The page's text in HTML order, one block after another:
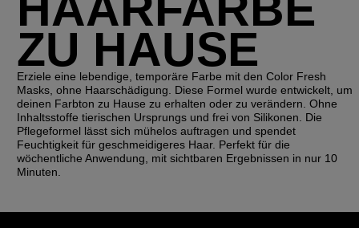
ZU HAUSE
Erziele eine lebendige, temporäre Farbe mit den Color Fresh
Masks, ohne Haarschädigung. Diese Formel wurde entwickelt, um
deinen Farbton zu Hause zu erhalten oder zu verändern. Ohne
Inhaltsstoffe tierischen Ursprungs und frei von Silikonen. Die
Pflegeformel lässt sich mühelos auftragen und spendet
Feuchtigkeit für geschmeidigeres Haar. Perfekt für die
wöchentliche Anwendung, mit sichtbaren Ergebnissen in nur 10
Minuten.